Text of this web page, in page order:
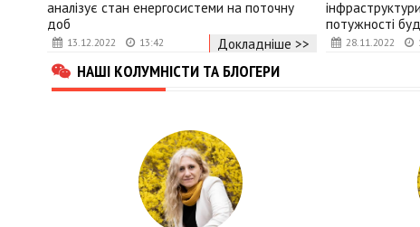
13.12.2022 13:42
аналізує стан енергосистеми на поточну
доб
Докладніше >>
28.11.2022
потужності
НАШІ КОЛУМНІСТИ ТА БЛОГЕРИ